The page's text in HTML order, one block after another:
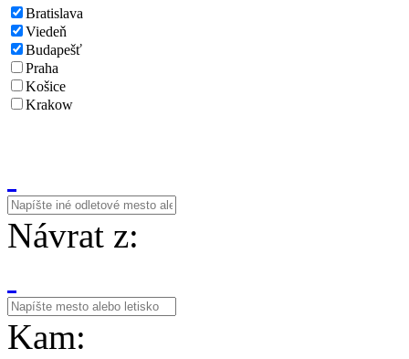
Bratislava
Viedeň
Budapešť
Praha
Košice
Krakow
Návrat z:
Kam: